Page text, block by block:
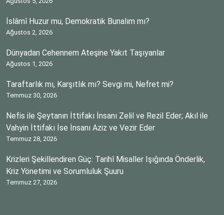
İslâmî Huzur mu, Demokratik Bunalım mı?
Ağustos 2, 2026
Dünyadan Cehennem Ateşine Yakıt Taşıyanlar
Ağustos 1, 2026
Taraftarlık mı, Karşıtlık mı? Sevgi mi, Nefret mi?
Temmuz 30, 2026
Nefis ile Şeytanın İttifakı İnsanı Zelil ve Rezil Eder; Akıl ile
Vahyin İttifakı İse İnsanı Aziz ve Vezir Eder
Temmuz 28, 2026
Krizleri Şekillendiren Güç: Tarihî Misaller Işığında Önderlik,
Kriz Yönetimi ve Sorumluluk Şuuru
Temmuz 27, 2026